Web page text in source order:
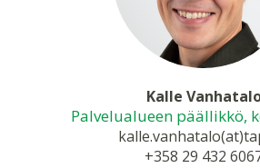
Kalle
Palvelualueen päällikkö,
+358 29 432